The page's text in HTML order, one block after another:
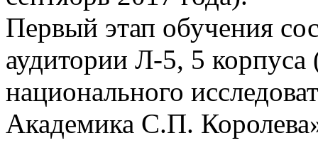
Первый этап обучения
аудитории Л-5, 5
национального
Академика С.П.